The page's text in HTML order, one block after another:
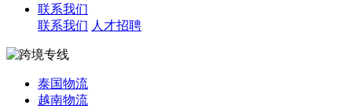
联系我们
联系我们 人才招聘
泰国物流
越南物流